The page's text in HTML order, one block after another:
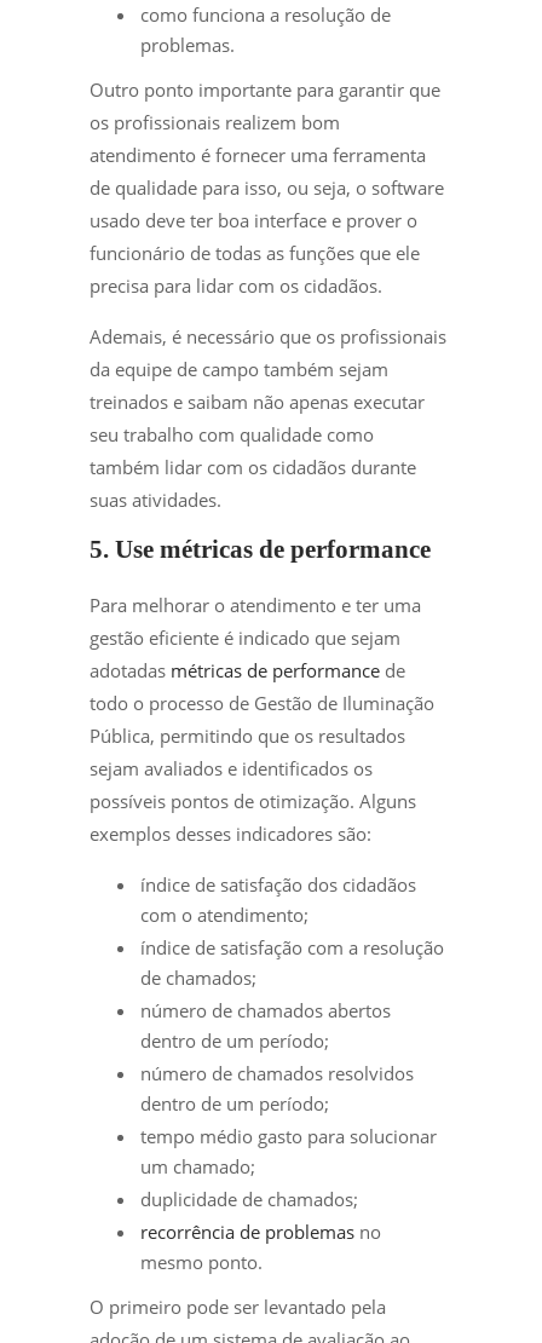
como funciona a resolução de
problemas.
Outro ponto importante para garantir que
os profissionais realizem bom
atendimento é fornecer uma ferramenta
de qualidade para isso, ou seja, o software
usado deve ter boa interface e prover o
funcionário de todas as funções que ele
precisa para lidar com os cidadãos.
Ademais, é necessário que os profissionais
da equipe de campo também sejam
treinados e saibam não apenas executar
seu trabalho com qualidade como
também lidar com os cidadãos durante
suas atividades.
5. Use métricas de performance
Para melhorar o atendimento e ter uma
gestão eficiente é indicado que sejam
adotadas métricas de performance de
todo o processo de Gestão de Iluminação
Pública, permitindo que os resultados
sejam avaliados e identificados os
possíveis pontos de otimização. Alguns
exemplos desses indicadores são:
índice de satisfação dos cidadãos
com o atendimento;
índice de satisfação com a resolução
de chamados;
número de chamados abertos
dentro de um período;
número de chamados resolvidos
dentro de um período;
tempo médio gasto para solucionar
um chamado;
duplicidade de chamados;
recorrência de problemas no
mesmo ponto.
O primeiro pode ser levantado pela